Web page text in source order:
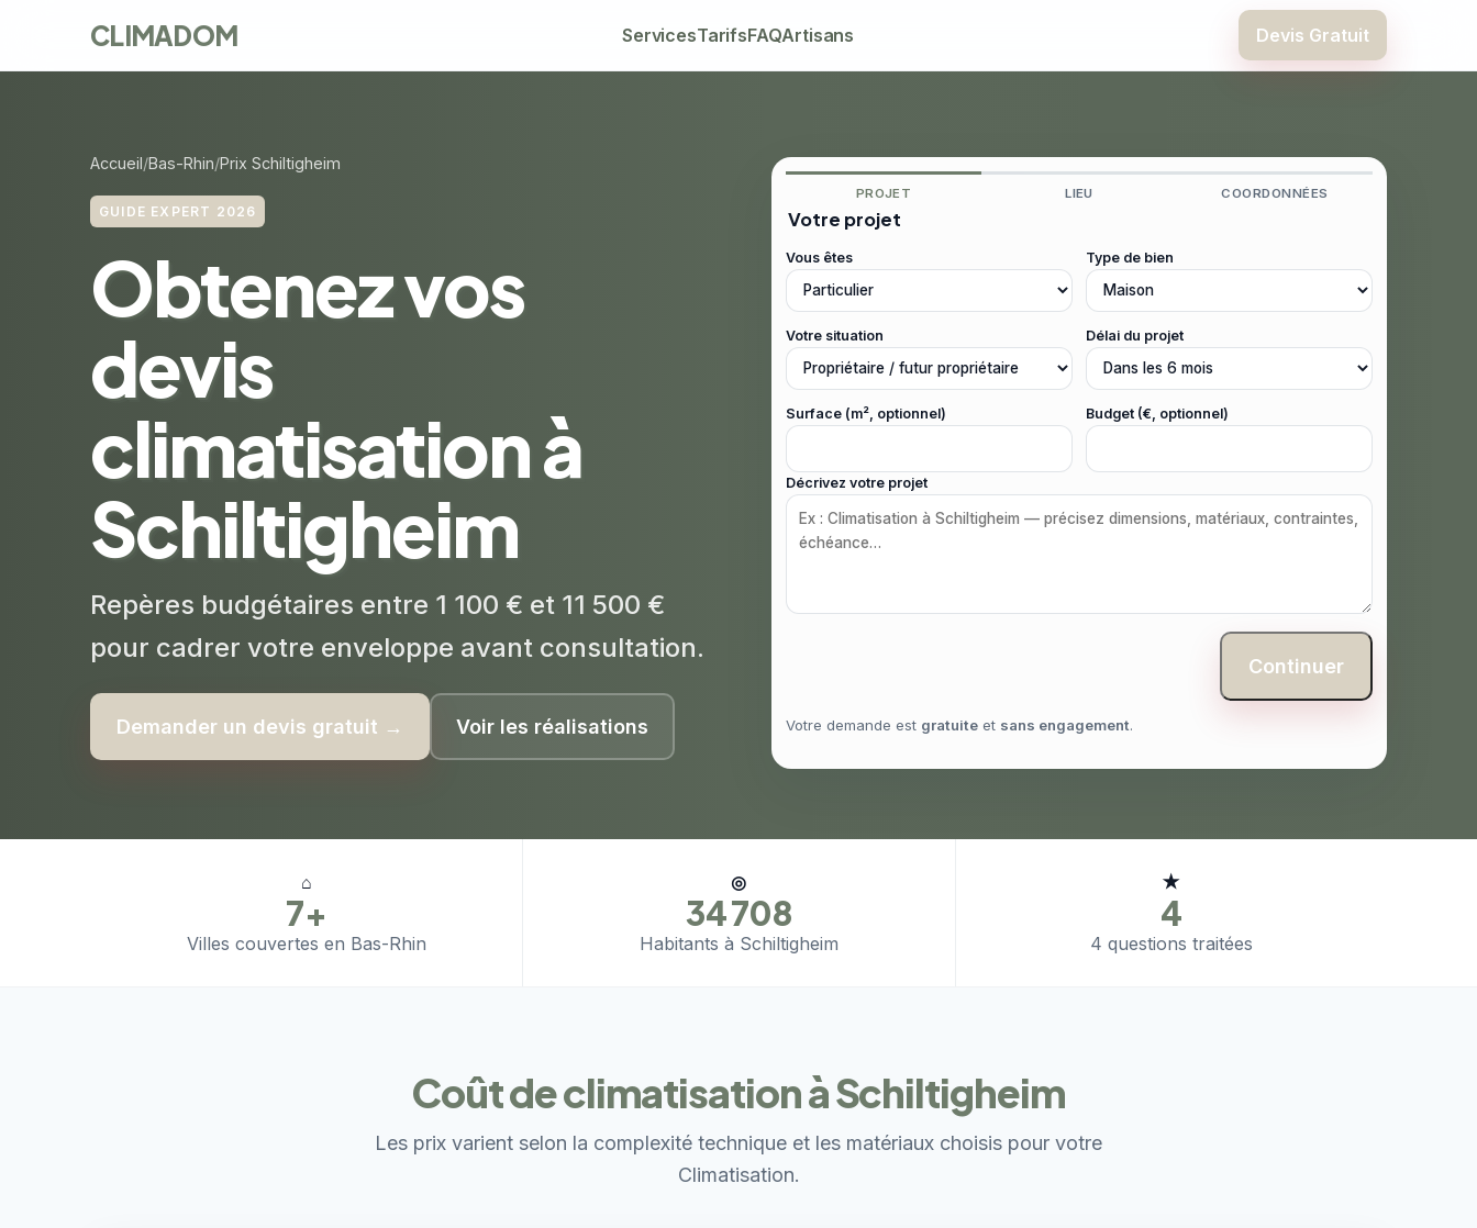
CLIMADOM ServicesTarifsFAQArtisans Devis Gratuit
Accueil Bas-Rhin Prix Schiltigheim
GUIDE EXPERT 2026
Obtenez vos
devis
climatisation à
Schiltigheim
Repères budgétaires entre 1 100 € et 11 500 €
pour cadrer votre enveloppe avant consultation.
Demander un devis gratuit → Voir les réalisations
PROJET LIEU COORDONNÉES
Votre projet
Vous êtes Type de bien
Votre situation Délai du projet
Surface (m², optionnel) Budget (€, optionnel)
Décrivez votre projet
Continuer
Votre demande est gratuite et sans engagement.
⌂
7+
Villes couvertes en Bas-Rhin
◎
34 708
Habitants à Schiltigheim
★
4
4 questions traitées
Coût de climatisation à Schiltigheim
Les prix varient selon la complexité technique et les matériaux choisis pour votre
Climatisation.